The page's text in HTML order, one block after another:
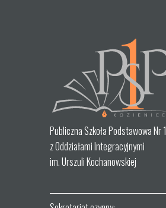
Publiczna Szkoła Podstawowa Nr 1
z Oddziałami Integracyjnymi
im. Urszuli Kochanowskiej